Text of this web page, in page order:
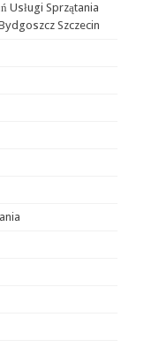
Usługi Sprzątania
Szczecin